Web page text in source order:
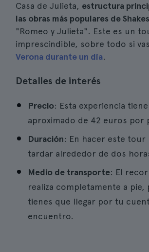
Casa de Julieta, estructura
las obras más populares de
"Romeo y Julieta". Este es un
imprescindible, sobre todo si
Verona durante un día.
Detalles de interés
Precio: Esta experiencia
aproximado de 42 euros por
Duración: En hacer este tour
tardar alrededor de dos
Medio de transporte: El
realiza completamente a pie,
tienes que llegar por tu
encuentro.